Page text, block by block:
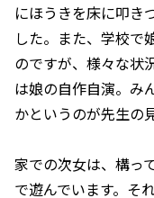
にほうきを床に叩き
した。また、学校で
のですが、様々な状
は娘の自作自演。み
かというのが先生の
家での次女は、構っ
で遊んでいます。そ